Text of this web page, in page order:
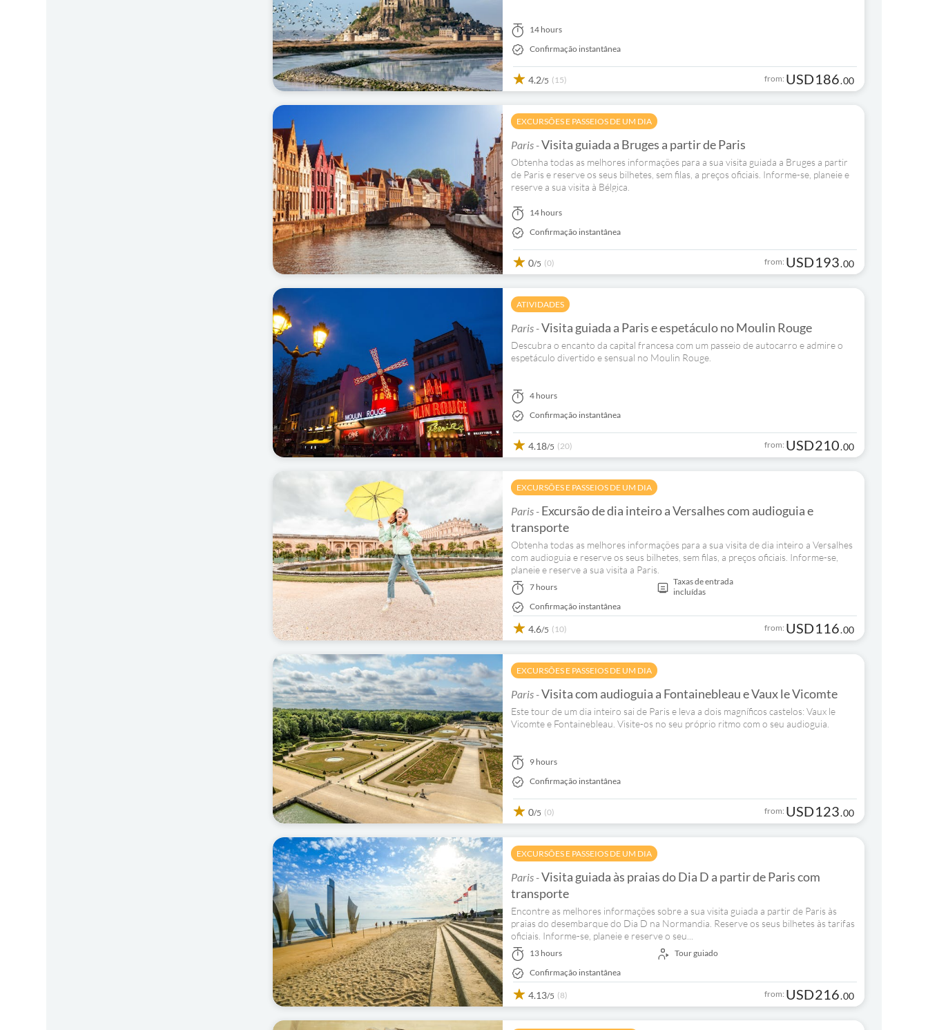
14 hours
Confirmação instantânea
4.2/5 (15) from: USD186.00
EXCURSÕES E PASSEIOS DE UM DIA
Paris -Visita guiada a Bruges a partir de Paris
Obtenha todas as melhores informações para a sua visita guiada a Bruges a partir
de Paris e reserve os seus bilhetes, sem filas, a preços oficiais. Informe-se, planeie e
reserve a sua visita à Bélgica.
14 hours
Confirmação instantânea
0/5 (0) from: USD193.00
ATIVIDADES
Paris -Visita guiada a Paris e espetáculo no Moulin Rouge
Descubra o encanto da capital francesa com um passeio de autocarro e admire o
espetáculo divertido e sensual no Moulin Rouge.
4 hours
Confirmação instantânea
4.18/5 (20) from: USD210.00
EXCURSÕES E PASSEIOS DE UM DIA
Paris -Excursão de dia inteiro a Versalhes com audioguia e
transporte
Obtenha todas as melhores informações para a sua visita de dia inteiro a Versalhes
com audioguia e reserve os seus bilhetes, sem filas, a preços oficiais. Informe-se,
planeie e reserve a sua visita a Paris.
7 hours
Confirmação instantânea
Taxas de entrada
incluídas
4.6/5 (10) from: USD116.00
EXCURSÕES E PASSEIOS DE UM DIA
Paris -Visita com audioguia a Fontainebleau e Vaux le Vicomte
Este tour de um dia inteiro sai de Paris e leva a dois magníficos castelos: Vaux le
Vicomte e Fontainebleau. Visite-os no seu próprio ritmo com o seu audioguia.
9 hours
Confirmação instantânea
0/5 (0) from: USD123.00
EXCURSÕES E PASSEIOS DE UM DIA
Paris -Visita guiada às praias do Dia D a partir de Paris com
transporte
Encontre as melhores informações sobre a sua visita guiada a partir de Paris às
praias do desembarque do Dia D na Normandia. Reserve os seus bilhetes às tarifas
oficiais. Informe-se, planeie e reserve o seu...
13 hours
Confirmação instantânea
Tour guiado
4.13/5 (8) from: USD216.00